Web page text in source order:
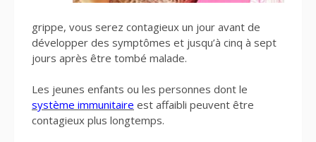
grippe, vous serez contagieux un jour avant de
développer des symptômes et jusqu’à cinq à sept
jours après être tombé malade.
Les jeunes enfants ou les personnes dont le
système immunitaire est affaibli peuvent être
contagieux plus longtemps.